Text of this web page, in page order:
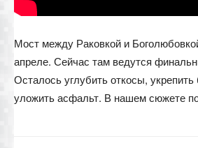
Мост между Раковкой и
апреле. Сейчас там ведутся
Осталось углубить откосы,
уложить асфальт. В нашем сюжете